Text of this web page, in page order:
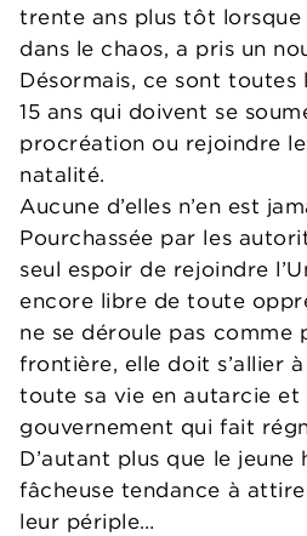
trente ans plus tôt
dans le chaos, a pris un
Désormais, ce sont toutes
15 ans qui doivent se
procréation ou rejoindre
natalité.
Aucune d’elles n’en est
Pourchassée par les
seul espoir de rejoindre
encore libre de toute
ne se déroule pas comme
frontière, elle doit s’allier
toute sa vie en autarcie
gouvernement qui fait
D’autant plus que le jeune
fâcheuse tendance à
leur périple…